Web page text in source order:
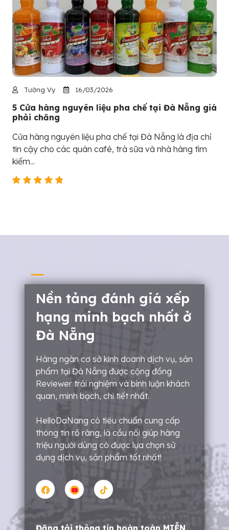
Tường Vy 16/03/2026
5 Cửa hàng nguyên liệu pha chế tại Đà Nẵng giá
phải chăng
Cửa hàng nguyên liệu pha chế tại Đà Nẵng là địa chỉ
tin cậy cho các quán café, trà sữa và nhà hàng tìm
kiếm...
Nền tảng đánh giá xếp
hạng minh bạch nhất ở
Đà Nẵng
Hàng ngàn cơ sở kinh doanh dịch vụ, sản
phẩm tại Đà Nẵng được cộng đồng
Reviewer trải nghiệm và bình luận khách
quan, minh bạch, chi tiết nhất.
HelloDaNang có tiêu chuẩn cung cấp
thông tin rõ ràng, là cầu nối giúp hàng
triệu người dùng có được lựa chọn sử
dụng dịch vụ, sản phẩm tốt nhất!